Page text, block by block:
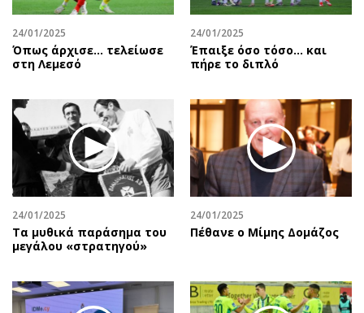
24/01/2025
Όπως άρχισε… τελείωσε
στη Λεμεσό
24/01/2025
Έπαιξε όσο τόσο… και
πήρε το διπλό
24/01/2025
Τα μυθικά παράσημα του
μεγάλου «στρατηγού»
24/01/2025
Πέθανε ο Μίμης Δομάζος